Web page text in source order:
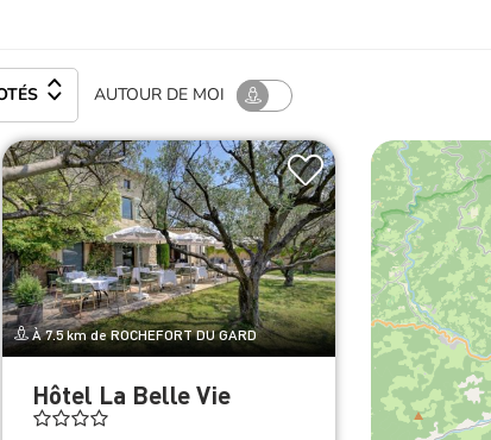
AUTOUR DE MOI
À 7.5 km de ROCHEFORT DU GARD
Hôtel La Belle Vie